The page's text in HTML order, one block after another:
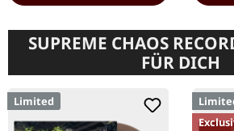
SUPREME CHAOS
FÜR DICH
Limited